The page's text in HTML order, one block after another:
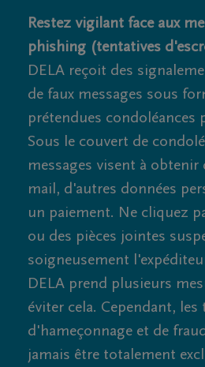
Restez vigilant face aux
phishing (tentatives
DELA reçoit des
de faux messages sous
prétendues condoléances
Sous le couvert de
messages visent à obtenir
mail, d'autres données
un paiement. Ne cliquez
ou des pièces jointes
soigneusement
DELA prend plusieurs
éviter cela. Cependant, les
d'hameçonnage et de
jamais être totalement